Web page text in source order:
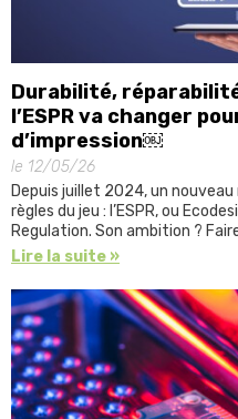
Durabilité,
l’ESPR va changer
d’impression￼
le 12/05/26
Depuis juillet 2024, un
règles du jeu : l’ESPR, ou
Regulation. Son ambition ?
Lire la suite »